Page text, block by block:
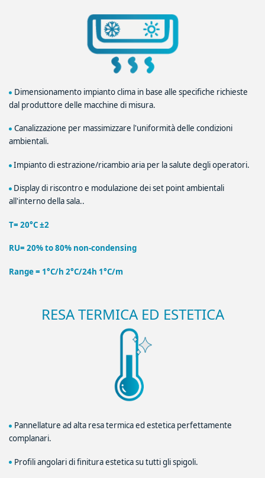
Dimensionamento impianto clima in base alle specifiche richieste
dal produttore delle macchine di misura.
Canalizzazione per massimizzare l'uniformità delle condizioni
ambientali.
Impianto di estrazione/ricambio aria per la salute degli operatori.
Display di riscontro e modulazione dei set point ambientali
all'interno della sala..
T= 20°C ±2
RU= 20% to 80% non‐condensing
Range = 1°C/h 2°C/24h 1°C/m
RESA TERMICA ED ESTETICA
Pannellature ad alta resa termica ed estetica perfettamente
complanari.
Profili angolari di finitura estetica su tutti gli spigoli.